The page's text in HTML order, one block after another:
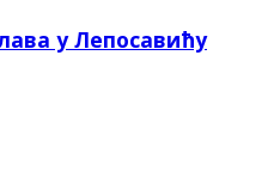
у Лепосавићу